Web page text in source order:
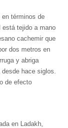
términos de
tejido a mano
cachemir que
dos metros en
y abriga
hace siglos.
de efecto
en Ladakh,